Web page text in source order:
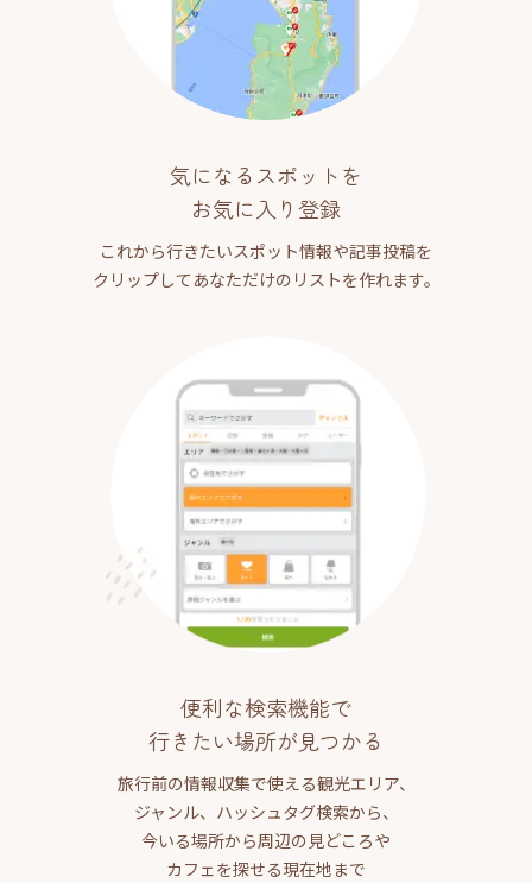
気になるスポットを
お気に入り登録
これから行きたいスポット情報や記事投稿を
クリップしてあなただけのリストを作れます。
便利な検索機能で
行きたい場所が見つかる
旅行前の情報収集で使える観光エリア、
ジャンル、ハッシュタグ検索から、
今いる場所から周辺の見どころや
カフェを探せる現在地まで